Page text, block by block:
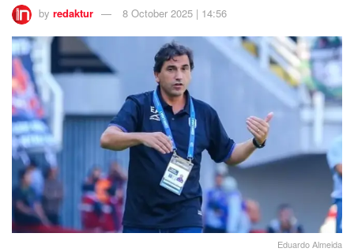
by redaktur 8 October 2025 | 14:56
Eduardo Almeida